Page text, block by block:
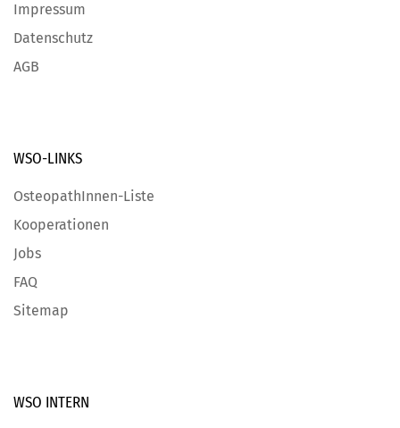
Impressum
Datenschutz
AGB
WSO-LINKS
OsteopathInnen-Liste
Kooperationen
Jobs
FAQ
Sitemap
WSO INTERN